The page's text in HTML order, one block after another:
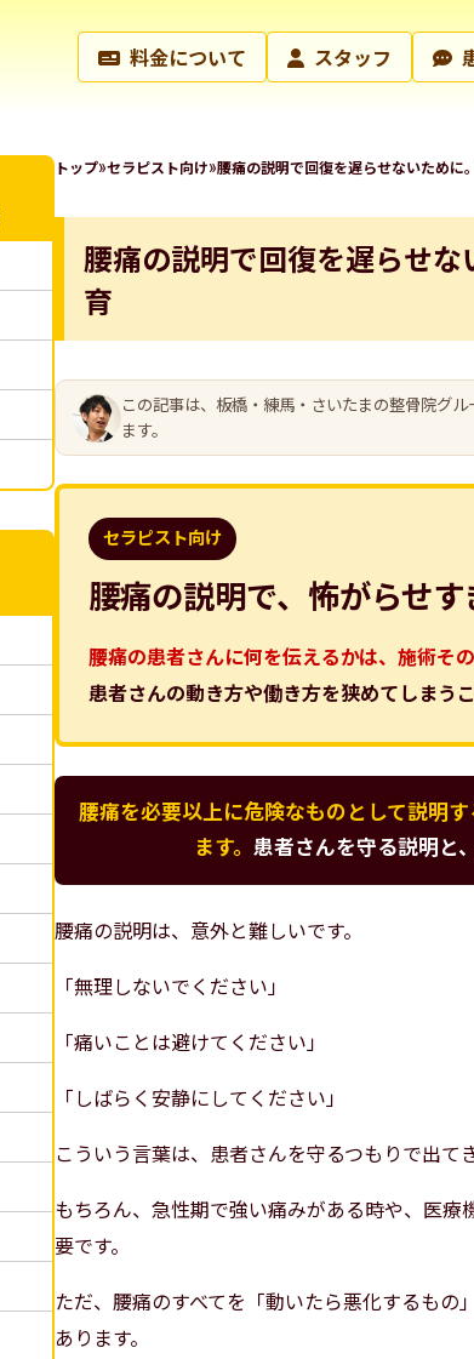
料金について スタッフ
トップ»セラピスト向け»腰痛の説明で回復を遅らせないために
腰痛の説明で回復を遅らせ
育
この記事は、板橋・練馬・さいたまの整骨院グル
ます。
セラピスト向け
腰痛の説明で、怖がらせ
腰痛の患者さんに何を伝えるかは、施術そ
患者さんの動き方や働き方を狭めてしまうこ
腰痛を必要以上に危険なものとして説明
ます。 患者さんを守る説明と
腰痛の説明は、意外と難しいです。
「無理しないでください」
「痛いことは避けてください」
「しばらく安静にしてください」
こういう言葉は、患者さんを守るつもりで出てき
もちろん、急性期で強い痛みがある時や、医
要です。
ただ、腰痛のすべてを「動いたら悪化するも
あります。